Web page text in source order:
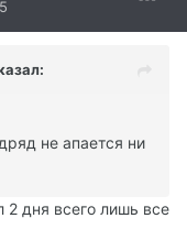
не апается ни
2 дня всего лишь все